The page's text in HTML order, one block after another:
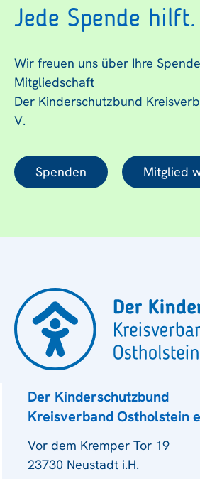
Jede Spende hilft.
Wir freuen uns über Ihre
Mitgliedschaft
Der Kinderschutzbund
V.
Spenden Mitglied
Der Kinderschutzbund
Kreisverband Ostholstein
Vor dem Kremper Tor 19
23730 Neustadt i.H.